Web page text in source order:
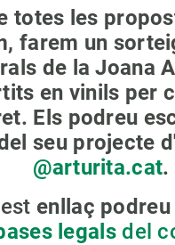
totes les
farem un
de la Joana
en vinils per
Els podreu
seu projecte
@arturita.cat.
enllaç
legalsdel